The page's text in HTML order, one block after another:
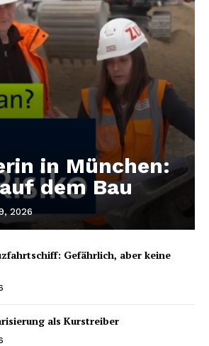
in München:
dem Bau
2026
Gefährlich, aber keine
als Kurstreiber